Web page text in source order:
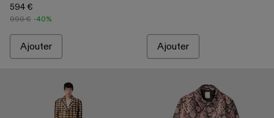
594 €
990 € -40%
Ajouter Ajouter